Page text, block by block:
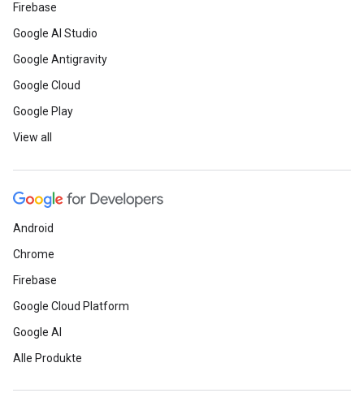
Firebase
Google AI Studio
Google Antigravity
Google Cloud
Google Play
View all
Android
Chrome
Firebase
Google Cloud Platform
Google AI
Alle Produkte